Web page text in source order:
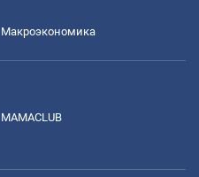
Mакроэкономика
MAMACLUB